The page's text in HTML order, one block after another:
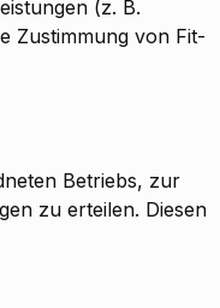
(z. B.
Zustimmung von Fit-
Betriebs, zur
zu erteilen. Diesen